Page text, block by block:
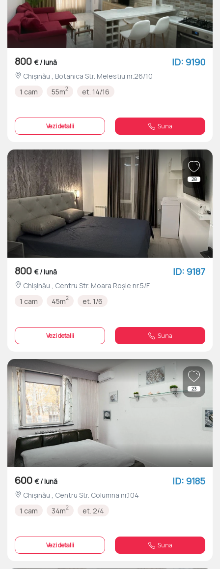
800 € / lună ID: 9190
Chișinău , Botanica Str. Melestiu nr.26/10
1 cam
55m2 et. 14/16
Vezi detalii Suna
28
800 € / lună ID: 9187
Chișinău , Centru Str. Moara Roșie nr.5/F
1 cam
45m2 et. 1/6
Vezi detalii Suna
23
600 € / lună ID: 9185
Chișinău , Centru Str. Columna nr.104
1 cam
34m2 et. 2/4
Vezi detalii Suna